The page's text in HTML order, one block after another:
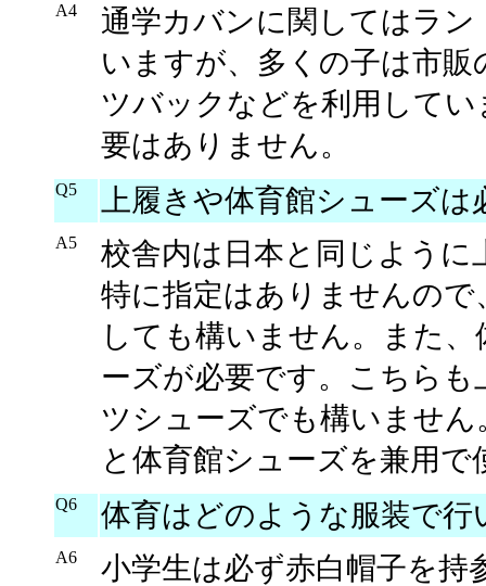
A4
通学カバンに関してはラ
いますが、多くの子は市
ツバックなどを利用して
要はありません。
Q5 上履きや体育館シューズ
A5
校舎内は日本と同じよう
特に指定はありませんの
しても構いません。また
ーズが必要です。こちら
ツシューズでも構いませ
と体育館シューズを兼用で
Q6 体育はどのような服装で行
A6
小学生は必ず赤白帽子を